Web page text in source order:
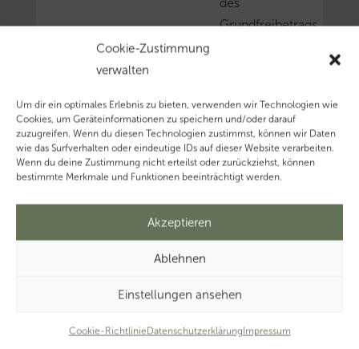
Cookie-Zustimmung
verwalten
Um dir ein optimales Erlebnis zu bieten, verwenden wir Technologien wie
Cookies, um Geräteinformationen zu speichern und/oder darauf
zuzugreifen. Wenn du diesen Technologien zustimmst, können wir Daten
wie das Surfverhalten oder eindeutige IDs auf dieser Website verarbeiten.
Wenn du deine Zustimmung nicht erteilst oder zurückziehst, können
bestimmte Merkmale und Funktionen beeinträchtigt werden.
Akzeptieren
Ablehnen
Einstellungen ansehen
Cookie-RichtlinieDatenschutzerklärungImpressum
Grundfreibetrags
Abs.
1
Satz
2
Vorläufigkeitsvermerk
Thema